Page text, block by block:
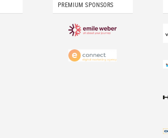
PREMIUM SPONSORS